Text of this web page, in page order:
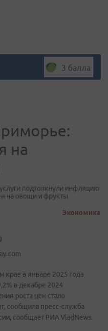
3 балла
на
подтолкнули инфляцию
на овощи и фрукты
Экономика
крае в январе 2025 года
в декабре 2024
роста цен стало
сообщила пресс-служба
сообщает РИА VladNews.